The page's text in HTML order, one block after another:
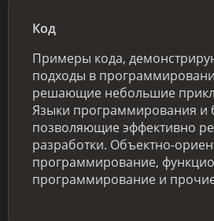
Код
Примеры кода,
подходы в
решающие небольшие
Языки программирования и
позволяющие эффективно
разработки. Объектно-
программирование,
программирование и